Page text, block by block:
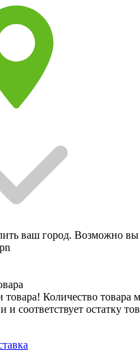
ваш город. Возможно вы
товара! Количество товара
соответствует остатку